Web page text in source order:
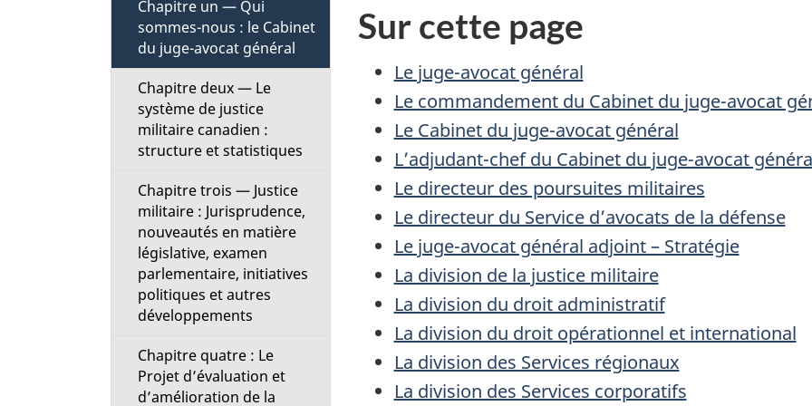
Sur cette page
Le juge-avocat général
Le commandement du Cabinet du juge-avocat
Le Cabinet du juge-avocat général
L’adjudant-chef du Cabinet du juge-avocat
Le directeur des poursuites militaires
Le directeur du Service d’avocats de la défense
Le juge-avocat général adjoint – Stratégie
La division de la justice militaire
La division du droit administratif
La division du droit opérationnel et international
La division des Services régionaux
La division des Services corporatifs
Chapitre un — Qui
sommes-nous : le Cabinet
du juge-avocat général
Chapitre deux — Le
système de justice
militaire canadien :
structure et statistiques
Chapitre trois — Justice
militaire : Jurisprudence,
nouveautés en matière
législative, examen
parlementaire, initiatives
politiques et autres
développements
Chapitre quatre : Le
Projet d’évaluation et
d’amélioration de la